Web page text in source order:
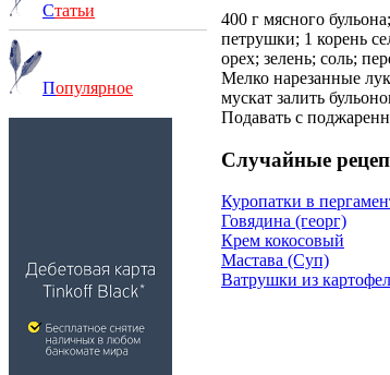
Статьи
Популярное
400 г мясного
петрушки; 1 корень
орех; зелень; соль;
Мелко нарезанные
мускат залить
Подавать с
Случайные
Куропатки в
Говядина (георг)
Крем кокосовый
Мастава (Суп)
Ватрушки из